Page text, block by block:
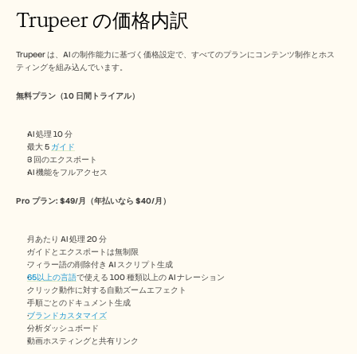
Trupeer の価格内訳
Trupeer は、AI の制作能力に基づく価格設定で、すべてのプランにコンテンツ制作とホス
ティングを組み込んでいます。
無料プラン（10 日間トライアル）
AI 処理 10 分
最大 5 ガイド
3 回のエクスポート
AI 機能をフルアクセス
Pro プラン: $49/月（年払いなら $40/月）
月あたり AI 処理 20 分
ガイドとエクスポートは無制限
フィラー語の削除付き AI スクリプト生成
65以上の言語で使える 100 種類以上の AI ナレーション
クリック動作に対する自動ズームエフェクト
手順ごとのドキュメント生成
ブランドカスタマイズ
分析ダッシュボード
動画ホスティングと共有リンク